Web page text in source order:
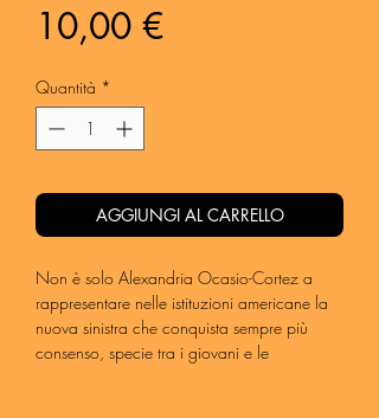
10,00 €Prezzo
Quantità *
AGGIUNGI AL CARRELLO
Non è solo Alexandria Ocasio-Cortez a
rappresentare nelle istituzioni americane la
nuova sinistra che conquista sempre più
consenso, specie tra i giovani e le